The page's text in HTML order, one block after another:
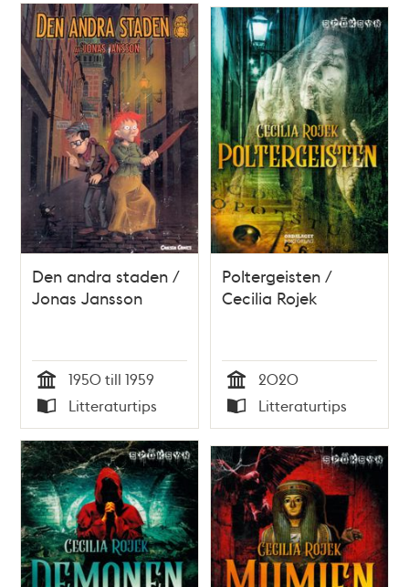
Den andra staden /
Jonas Jansson
Tid
1950 till 1959
Typ
Litteraturtips
Poltergeisten /
Cecilia Rojek
Tid
2020
Typ
Litteraturtips